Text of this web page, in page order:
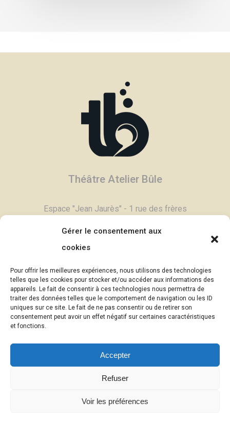
Gérer le consentement aux
cookies
Pour offrir les meilleures expériences, nous utilisons des technologies
telles que les cookies pour stocker et/ou accéder aux informations des
appareils. Le fait de consentir à ces technologies nous permettra de
traiter des données telles que le comportement de navigation ou les ID
uniques sur ce site. Le fait de ne pas consentir ou de retirer son
consentement peut avoir un effet négatif sur certaines caractéristiques
et fonctions.
Accepter
Refuser
Voir les préférences
Théâtre Atelier Bûle
Espace "Jean Jaurès" - 1 rue des frères
Email :contact@theatrebule.fr
InfosBûle, lettre d'informations >
© Théâtre Atelier Bûle - 2025
uncaillou.blogspot.com
contraire)
des données